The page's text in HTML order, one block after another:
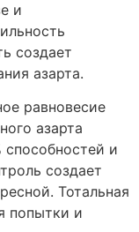
и
создает
азарта.
равновесие
азарта
способностей и
создает
Тотальная
попытки и